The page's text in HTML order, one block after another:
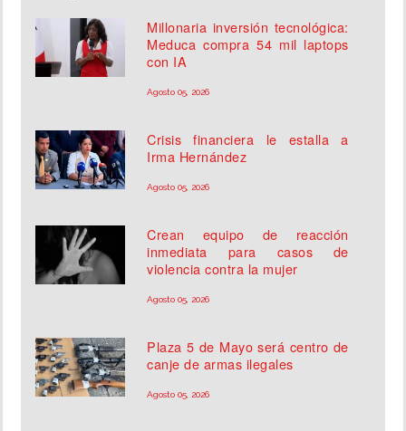
Millonaria inversión tecnológica:
Meduca compra 54 mil laptops
con IA
Agosto 05, 2026
Crisis financiera le estalla a
Irma Hernández
Agosto 05, 2026
Crean equipo de reacción
inmediata para casos de
violencia contra la mujer
Agosto 05, 2026
Plaza 5 de Mayo será centro de
canje de armas ilegales
Agosto 05, 2026